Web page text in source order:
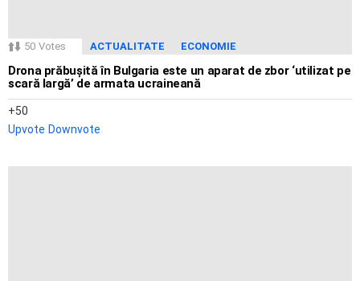
50 Votes ACTUALITATE ECONOMIE
Drona prăbușită în Bulgaria este un aparat de zbor ‘utilizat pe
scară largă’ de armata ucraineană
50
Upvote Downvote